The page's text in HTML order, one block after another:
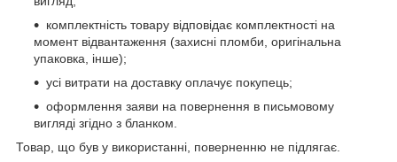
комплектність товару відповідає комплектності на
момент відвантаження (захисні пломби, оригінальна
упаковка, інше);
усі витрати на доставку оплачує покупець;
оформлення заяви на повернення в письмовому
вигляді згідно з бланком.
Товар, що був у використанні, поверненню не підлягає.